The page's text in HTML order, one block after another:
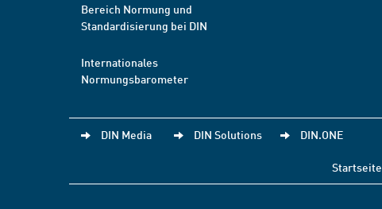
Bereich Normung und
Standardisierung bei DIN
Internationales
Normungsbarometer
DIN Media DIN Solutions DIN.ONE
Startseite